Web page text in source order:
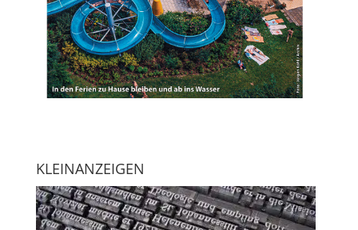
KLEINANZEIGEN